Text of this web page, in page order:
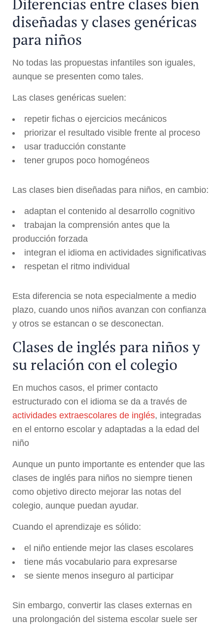
Diferencias entre clases bien
diseñadas y clases genéricas
para niños
No todas las propuestas infantiles son iguales,
aunque se presenten como tales.
Las clases genéricas suelen:
repetir fichas o ejercicios mecánicos
priorizar el resultado visible frente al proceso
usar traducción constante
tener grupos poco homogéneos
Las clases bien diseñadas para niños, en cambio:
adaptan el contenido al desarrollo cognitivo
trabajan la comprensión antes que la
producción forzada
integran el idioma en actividades significativas
respetan el ritmo individual
Esta diferencia se nota especialmente a medio
plazo, cuando unos niños avanzan con confianza
y otros se estancan o se desconectan.
Clases de inglés para niños y
su relación con el colegio
En muchos casos, el primer contacto
estructurado con el idioma se da a través de
actividades extraescolares de inglés, integradas
en el entorno escolar y adaptadas a la edad del
niño
Aunque un punto importante es entender que las
clases de inglés para niños no siempre tienen
como objetivo directo mejorar las notas del
colegio, aunque puedan ayudar.
Cuando el aprendizaje es sólido:
el niño entiende mejor las clases escolares
tiene más vocabulario para expresarse
se siente menos inseguro al participar
Sin embargo, convertir las clases externas en
una prolongación del sistema escolar suele ser